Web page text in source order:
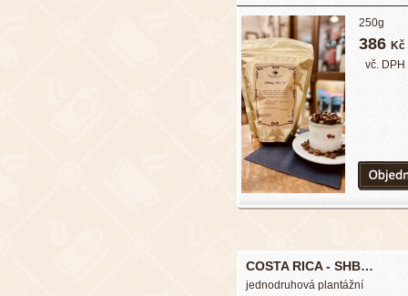
250g
386 Kč
vč. DPH
COSTA RICA - SHB…
jednodruhová plantážní